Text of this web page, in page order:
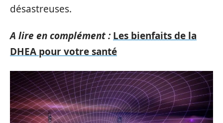
désastreuses.
A lire en complément : Les bienfaits de la
DHEA pour votre santé